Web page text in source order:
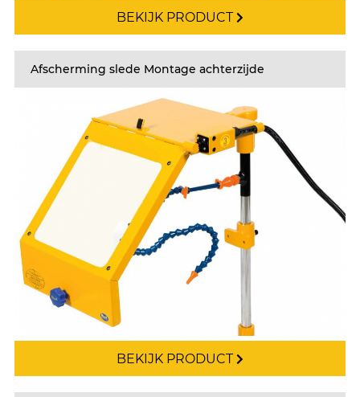
BEKIJK PRODUCT
Afscherming slede Montage achterzijde
BEKIJK PRODUCT